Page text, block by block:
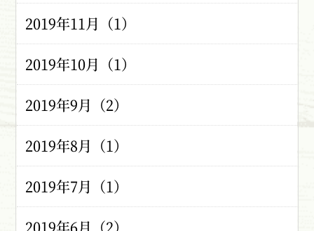
2019年11月（1）
2019年10月（1）
2019年9月（2）
2019年8月（1）
2019年7月（1）